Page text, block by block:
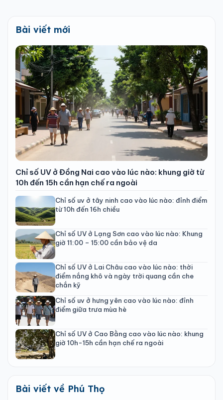
Bài viết mới
Chỉ số UV ở Đồng Nai cao vào lúc nào: khung giờ từ
10h đến 15h cần hạn chế ra ngoài
Chỉ số uv ở tây ninh cao vào lúc nào: đỉnh điểm
từ 10h đến 16h chiều
Chỉ số UV ở Lạng Sơn cao vào lúc nào: Khung
giờ 11:00 – 15:00 cần bảo vệ da
Chỉ số UV ở Lai Châu cao vào lúc nào: thời
điểm nắng khô và ngày trời quang cần che
chắn kỹ
Chỉ số uv ở hưng yên cao vào lúc nào: đỉnh
điểm giữa trưa mùa hè
Chỉ số UV ở Cao Bằng cao vào lúc nào: khung
giờ 10h-15h cần hạn chế ra ngoài
Bài viết về Phú Thọ